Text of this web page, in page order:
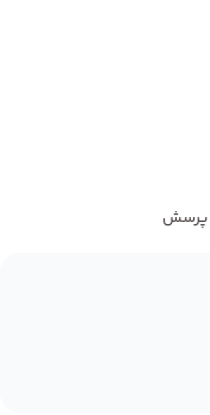
پرسش